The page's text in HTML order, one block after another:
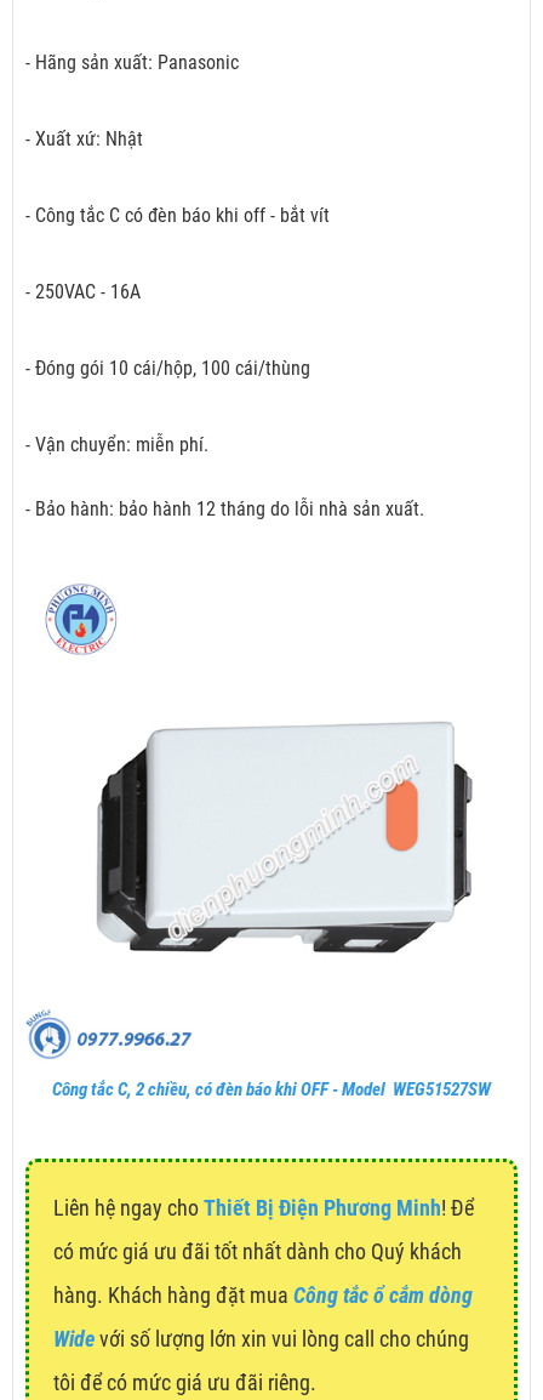
- Hãng sản xuất: Panasonic
- Xuất xứ: Nhật
- Công tắc C có đèn báo khi off - bắt vít
- 250VAC - 16A
- Đóng gói 10 cái/hộp, 100 cái/thùng
- Vận chuyển: miễn phí.
- Bảo hành: bảo hành 12 tháng do lỗi nhà sản xuất.
Công tắc C, 2 chiều, có đèn báo khi OFF - Model WEG51527SW
Liên hệ ngay choThiết Bị Điện Phương Minh! Để
có mức giá ưu đãi tốt nhất dành cho Quý khách
hàng. Khách hàng đặt mua Công tắc ổ cắm dòng
Widevới số lượng lớn xin vui lòng call cho chúng
tôi để có mức giá ưu đãi riêng.